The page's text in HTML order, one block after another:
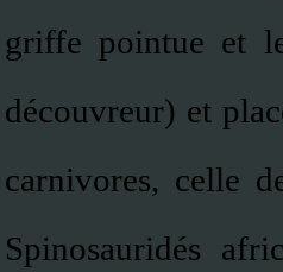
griffe pointue et
découvreur) et
carnivores, celle
Spinosauridés